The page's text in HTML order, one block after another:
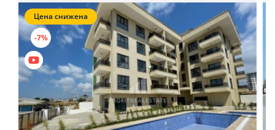
Цена снижена
-7%